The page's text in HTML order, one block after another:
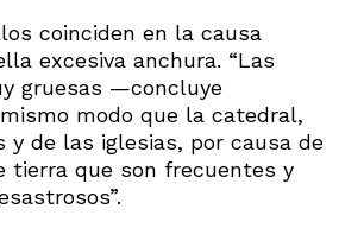
coinciden en la causa
excesiva anchura. “Las
gruesas —concluye
modo que la catedral,
y de las iglesias, por causa de
tierra que son frecuentes y